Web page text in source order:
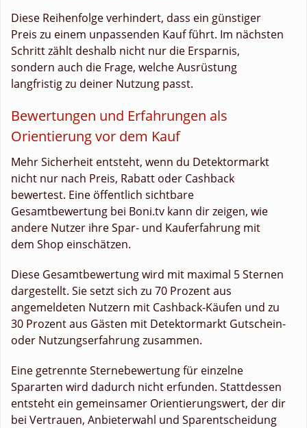
Diese Reihenfolge verhindert, dass ein günstiger
Preis zu einem unpassenden Kauf führt. Im nächsten
Schritt zählt deshalb nicht nur die Ersparnis,
sondern auch die Frage, welche Ausrüstung
langfristig zu deiner Nutzung passt.
Bewertungen und Erfahrungen als
Orientierung vor dem Kauf
Mehr Sicherheit entsteht, wenn du Detektormarkt
nicht nur nach Preis, Rabatt oder Cashback
bewertest. Eine öffentlich sichtbare
Gesamtbewertung bei Boni.tv kann dir zeigen, wie
andere Nutzer ihre Spar- und Kauferfahrung mit
dem Shop einschätzen.
Diese Gesamtbewertung wird mit maximal 5 Sternen
dargestellt. Sie setzt sich zu 70 Prozent aus
angemeldeten Nutzern mit Cashback-Käufen und zu
30 Prozent aus Gästen mit Detektormarkt Gutschein-
oder Nutzungserfahrung zusammen.
Eine getrennte Sternebewertung für einzelne
Spararten wird dadurch nicht erfunden. Stattdessen
entsteht ein gemeinsamer Orientierungswert, der dir
bei Vertrauen, Anbieterwahl und Sparentscheidung